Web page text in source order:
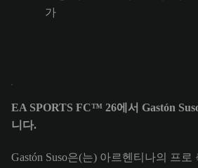
가
EA SPORTS FC™ 26에서 Gastón
니다.
Gastón Suso은(는) 아르헨티나의 프로